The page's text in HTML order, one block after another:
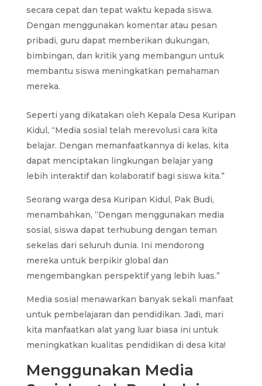
secara cepat dan tepat waktu kepada siswa.
Dengan menggunakan komentar atau pesan
pribadi, guru dapat memberikan dukungan,
bimbingan, dan kritik yang membangun untuk
membantu siswa meningkatkan pemahaman
mereka.
Seperti yang dikatakan oleh Kepala Desa Kuripan
Kidul, “Media sosial telah merevolusi cara kita
belajar. Dengan memanfaatkannya di kelas, kita
dapat menciptakan lingkungan belajar yang
lebih interaktif dan kolaboratif bagi siswa kita.”
Seorang warga desa Kuripan Kidul, Pak Budi,
menambahkan, “Dengan menggunakan media
sosial, siswa dapat terhubung dengan teman
sekelas dari seluruh dunia. Ini mendorong
mereka untuk berpikir global dan
mengembangkan perspektif yang lebih luas.”
Media sosial menawarkan banyak sekali manfaat
untuk pembelajaran dan pendidikan. Jadi, mari
kita manfaatkan alat yang luar biasa ini untuk
meningkatkan kualitas pendidikan di desa kita!
Menggunakan Media